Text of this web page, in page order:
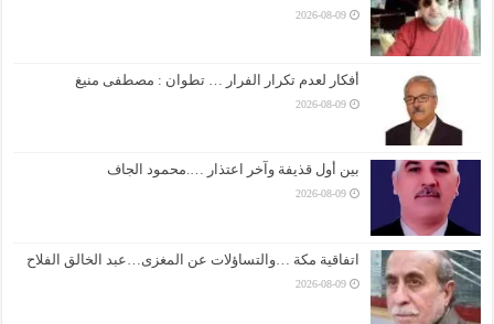
2026-08-09
أفكار لعدم تكرار الفرار … تطوان : مصطفى منيغ
2026-08-09
بين أول قذيفة وآخر اعتذار ….محمود الجاف
2026-08-09
اتفاقية مكة …والتساؤلات عن المغزى…عبد الخالق الفلاح
2026-08-09